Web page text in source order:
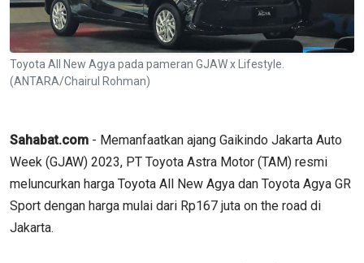
Toyota All New Agya pada pameran GJAW x Lifestyle.
(ANTARA/Chairul Rohman)
Sahabat.com - Memanfaatkan ajang Gaikindo Jakarta Auto
Week (GJAW) 2023, PT Toyota Astra Motor (TAM) resmi
meluncurkan harga Toyota All New Agya dan Toyota Agya GR
Sport dengan harga mulai dari Rp167 juta on the road di
Jakarta.